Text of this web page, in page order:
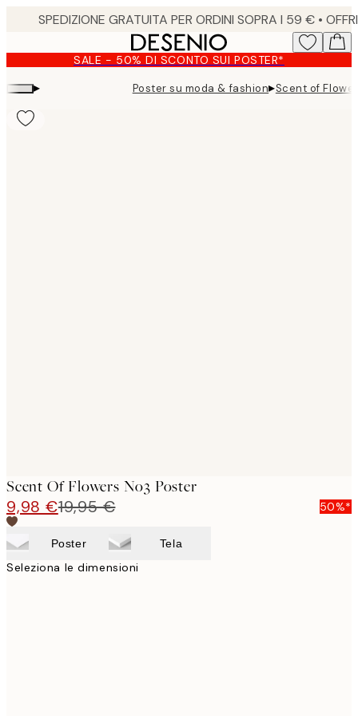
content.
SALE - 50% DI SCONTO SUI POSTER*
▸ Poster su moda & fashion▸Scent of
Scent Of Flowers No3 Poster
9,98 €19,95 € 50%*
Poster Tela
Seleziona le dimensioni